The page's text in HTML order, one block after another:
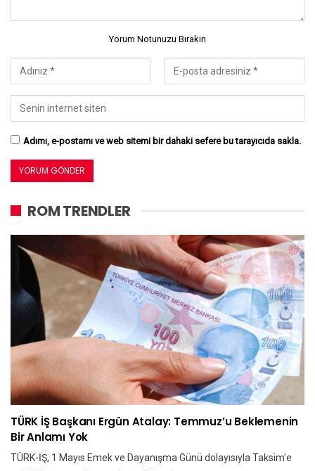
Yorum Notunuzu Bırakın
Adımı, e-postamı ve web sitemi bir dahaki sefere bu tarayıcıda sakla.
ROM TRENDLER
TÜRK İŞ Başkanı Ergün Atalay: Temmuz’u Beklemenin
Bir Anlamı Yok
TÜRK-İŞ, 1 Mayıs Emek ve Dayanışma Günü dolayısıyla Taksim'e